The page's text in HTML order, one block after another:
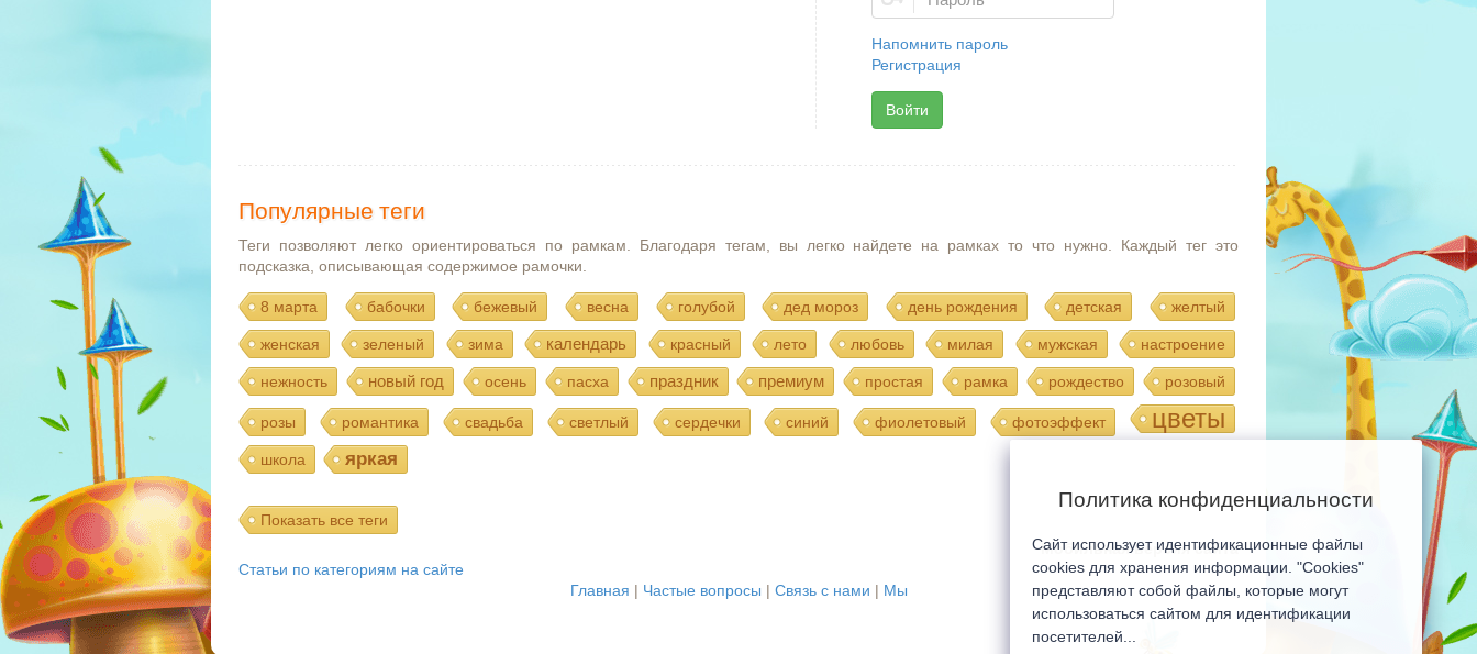
Напомнить пароль
Регистрация
Войти
Популярные теги
Теги позволяют легко ориентироваться по рамкам. Благодаря тегам, вы легко найдете на рамках то что нужно. Каждый тег это
подсказка, описывающая содержимое рамочки.
8 марта бабочки бежевый весна голубой дед мороз день рождения детская желтый
женская зеленый зима календарь красный лето любовь милая мужская настроение
нежность новый год осень пасха праздник премиум простая рамка рождество розовый
розы романтика свадьба светлый сердечки синий фиолетовый фотоэффект цветы
школа яркая
Показать все теги
Мобильная версия сайта
Статьи по категориям на сайте
Главная | Частые вопросы | Связь с нами | Мы
Политика конфиденциальности
Сайт использует идентификационные файлы
cookies для хранения информации. "Cookies"
представляют собой файлы, которые могут
использоваться сайтом для идентификации
посетителей...